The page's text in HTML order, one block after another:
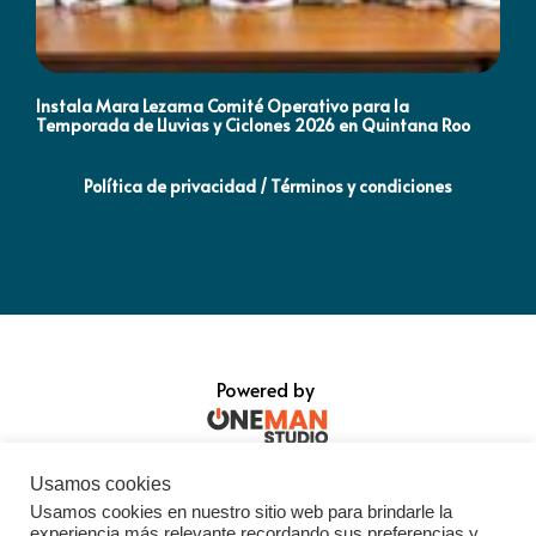
Instala Mara Lezama Comité Operativo para la
Temporada de Lluvias y Ciclones 2026 en Quintana Roo
Política de privacidad / Términos y condiciones
Powered by
Usamos cookies
Usamos cookies en nuestro sitio web para brindarle la